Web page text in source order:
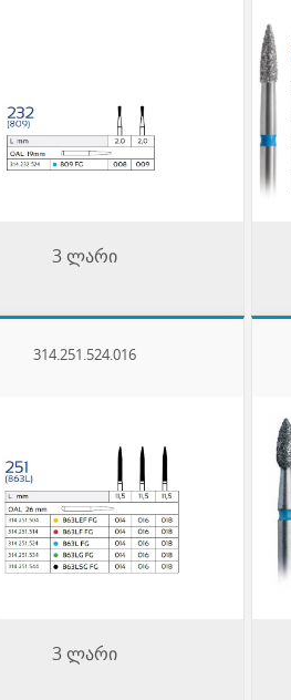
3 ლარი
314.251.524.016
3 ლარი